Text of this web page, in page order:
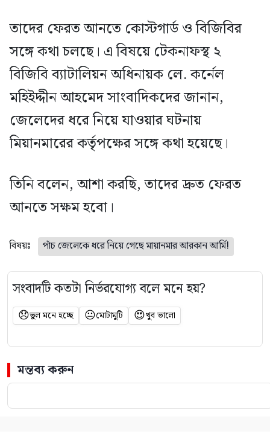
তাদের ফেরত আনতে কোস্টগার্ড ও বিজিবির
সঙ্গে কথা চলছে। এ বিষয়ে টেকনাফস্থ ২
বিজিবি ব্যাটালিয়ন অধিনায়ক লে. কর্নেল
মহিইদ্দীন আহমেদ সাংবাদিকদের জানান,
জেলেদের ধরে নিয়ে যাওয়ার ঘটনায়
মিয়ানমারের কর্তৃপক্ষের সঙ্গে কথা হয়েছে।
তিনি বলেন, আশা করছি, তাদের দ্রুত ফেরত
আনতে সক্ষম হবো।
বিষয়ঃ পাঁচ জেলেকে ধরে নিয়ে গেছে মায়ানমার আরকান আর্মি!
সংবাদটি কতটা নির্ভরযোগ্য বলে মনে হয়?
😞ভুল মনে হচ্ছে 😐মোটামুটি 😍খুব ভালো
মন্তব্য করুন